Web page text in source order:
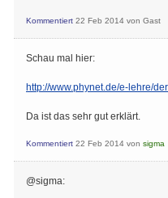
Kommentiert 22 Feb 2014 von Gast
Schau mal hier:
http://www.phynet.de/e-lehre/
Da ist das sehr gut erklärt.
Kommentiert 22 Feb 2014 von sigma
@sigma: